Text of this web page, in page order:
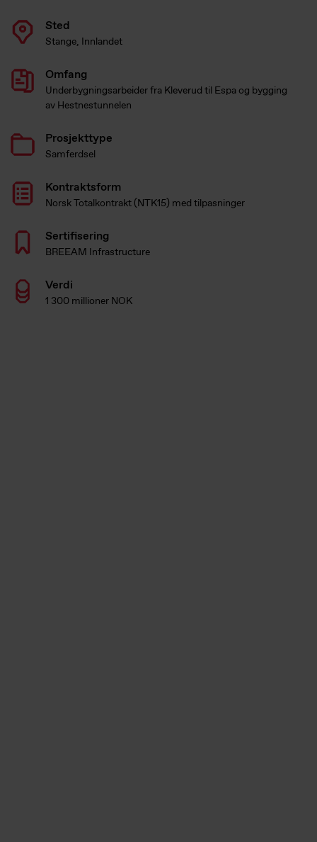
Sted
Stange, Innlandet
Omfang
Underbygningsarbeider fra Kleverud til Espa og bygging
av Hestnestunnelen
Prosjekttype
Samferdsel
Kontraktsform
Norsk Totalkontrakt (NTK15) med tilpasninger
Sertifisering
BREEAM Infrastructure
Verdi
1 300 millioner NOK